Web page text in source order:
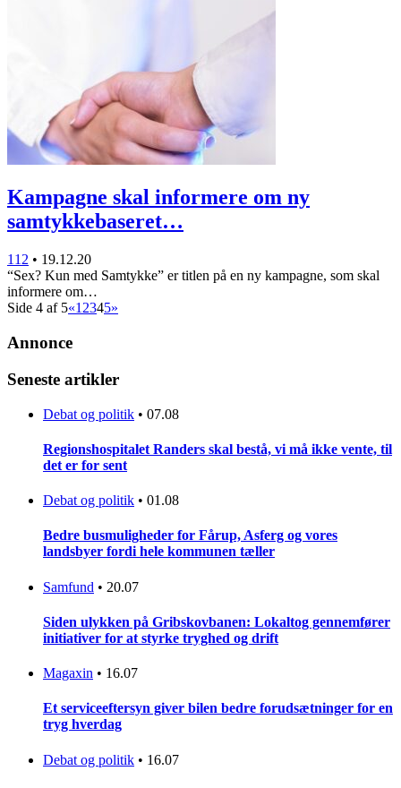
Kampagne skal informere om ny
samtykkebaseret…
112 • 19.12.20
“Sex? Kun med Samtykke” er titlen på en ny kampagne, som skal
informere om…
Side 4 af 5«1 2345»
Annonce
Seneste artikler
Debat og politik • 07.08
Regionshospitalet Randers skal bestå, vi må ikke vente, til
det er for sent
Debat og politik • 01.08
Bedre busmuligheder for Fårup, Asferg og vores
landsbyer fordi hele kommunen tæller
Samfund • 20.07
Siden ulykken på Gribskovbanen: Lokaltog gennemfører
initiativer for at styrke tryghed og drift
Magaxin • 16.07
Et serviceeftersyn giver bilen bedre forudsætninger for en
tryg hverdag
Debat og politik • 16.07